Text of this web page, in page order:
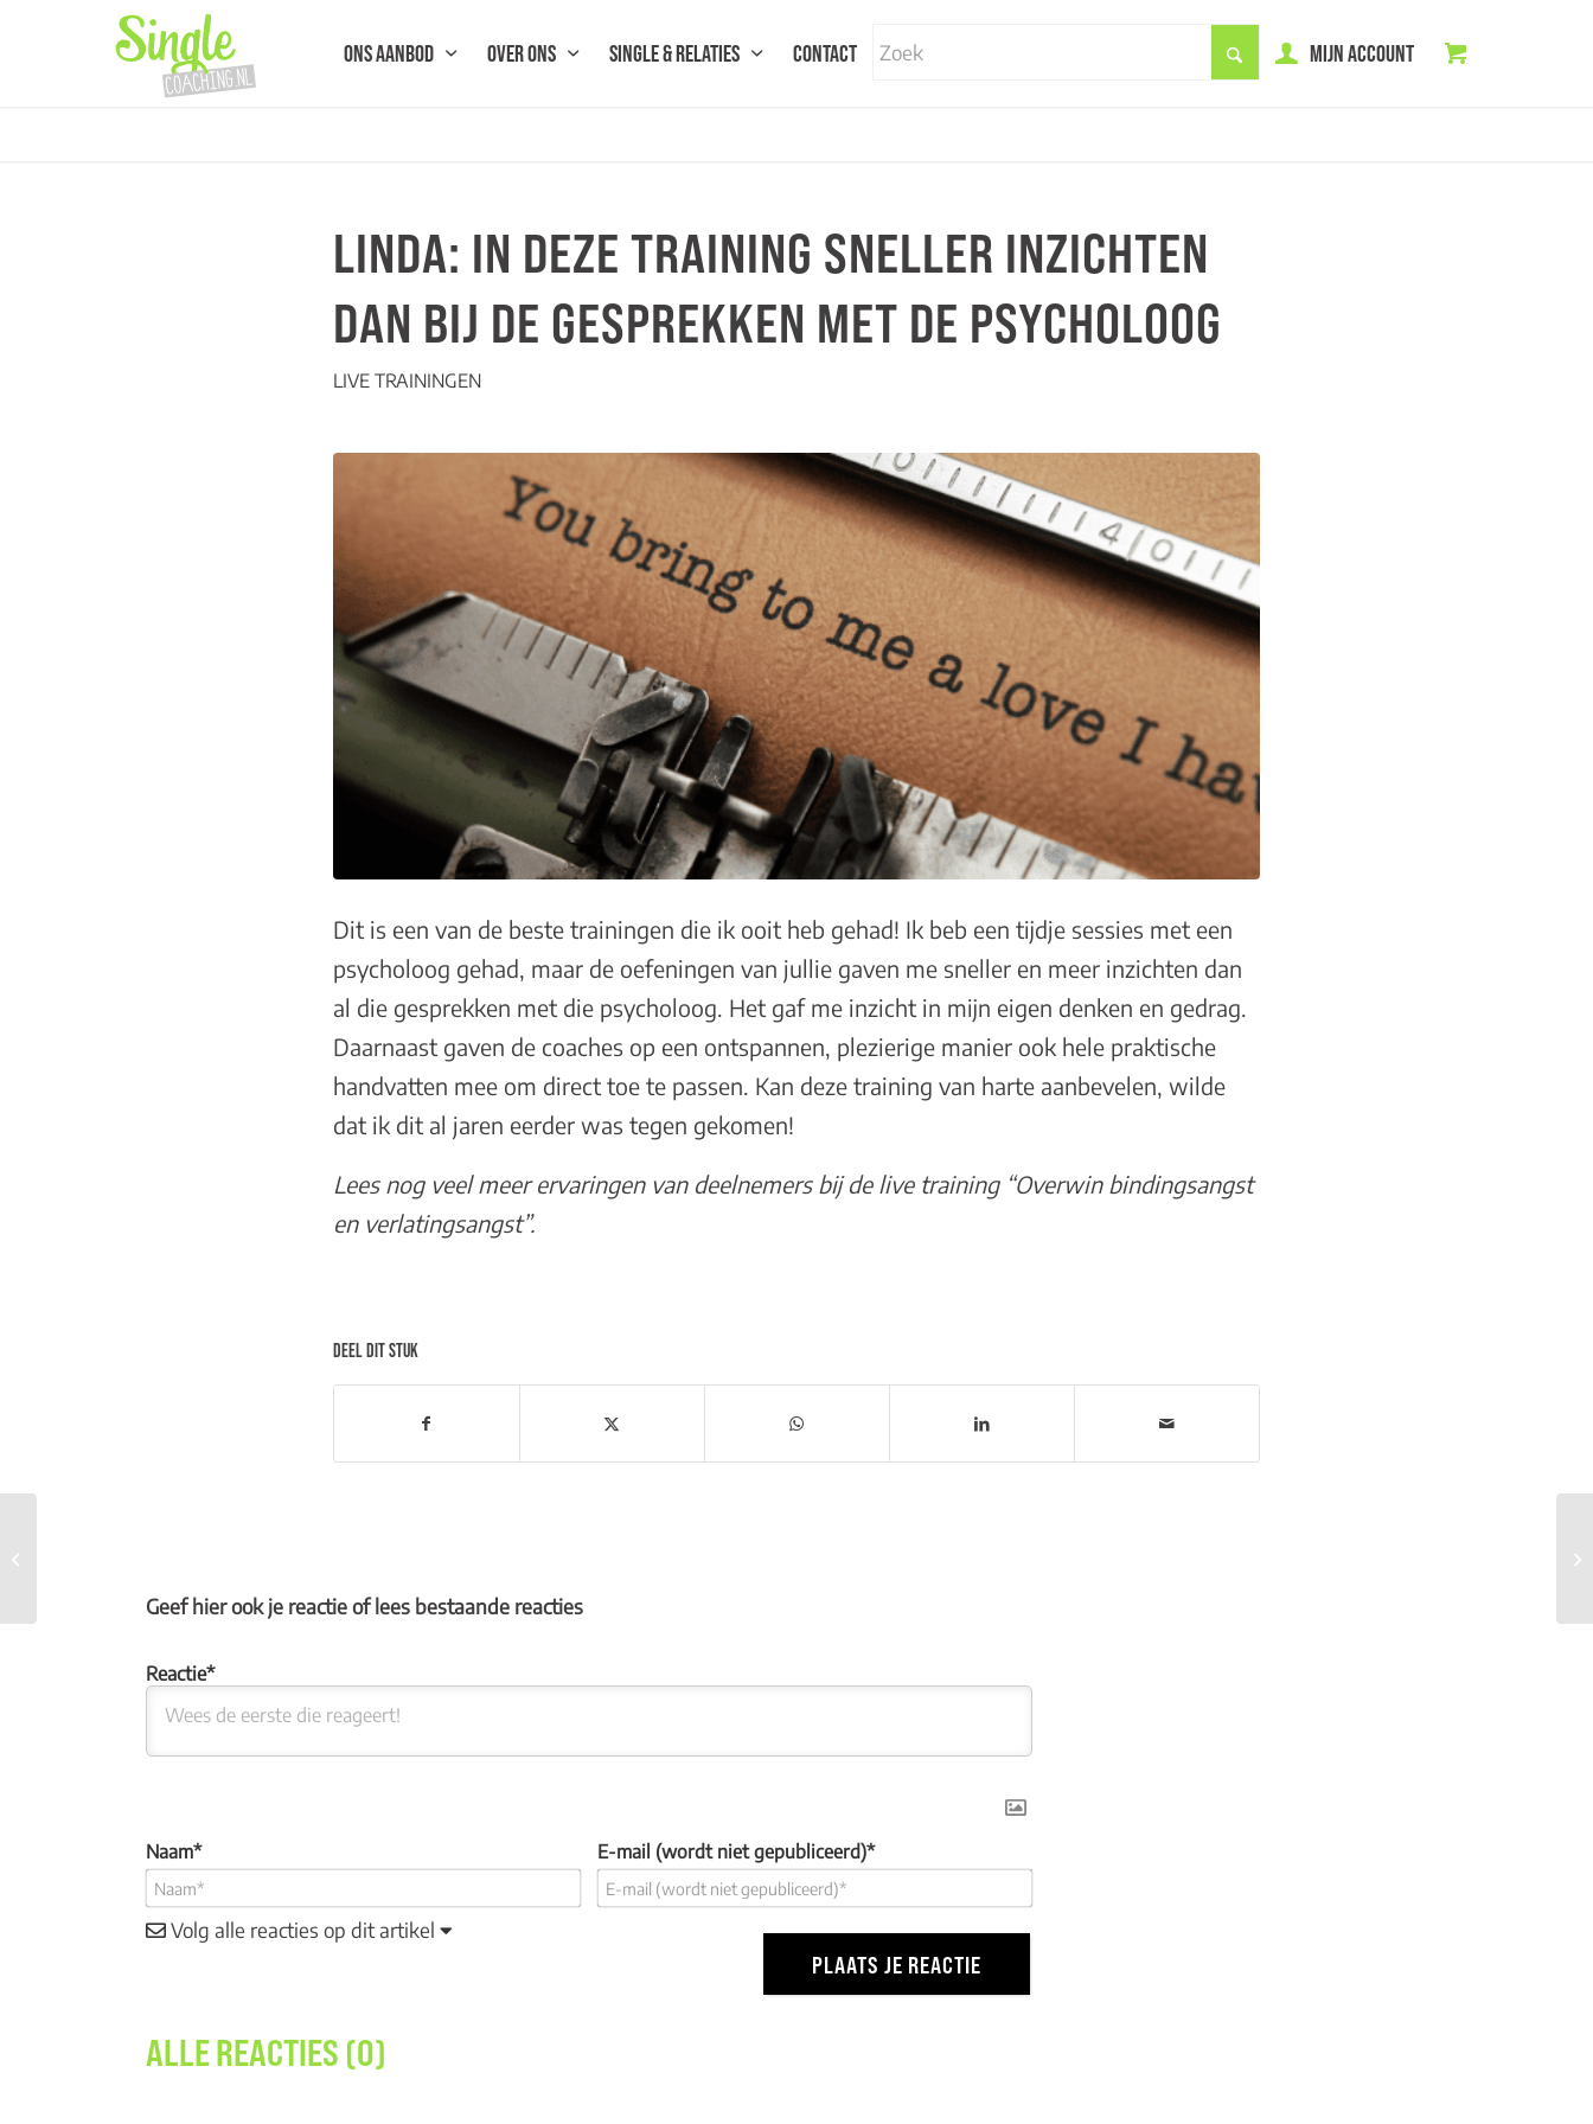
ONS AANBOD OVER ONS SINGLE & RELATIES CONTACT MIJN ACCOUNT
LINDA: IN DEZE TRAINING SNELLER INZICHTEN
DAN BIJ DE GESPREKKEN MET DE PSYCHOLOOG
LIVE TRAININGEN
Dit is een van de beste trainingen die ik ooit heb gehad! Ik beb een tijdje sessies met een
psycholoog gehad, maar de oefeningen van jullie gaven me sneller en meer inzichten dan
al die gesprekken met die psycholoog. Het gaf me inzicht in mijn eigen denken en gedrag.
Daarnaast gaven de coaches op een ontspannen, plezierige manier ook hele praktische
handvatten mee om direct toe te passen. Kan deze training van harte aanbevelen, wilde
dat ik dit al jaren eerder was tegen gekomen!
Lees nog veelmeer ervaringen van deelnemersbij de live training “Overwin bindingsangst
en verlatingsangst”.
DEEL DIT STUK
Geef hier ook je reactie of lees bestaande reacties
Naam* E-mail (wordt niet gepubliceerd)*
Volg alle reacties op dit artikel
ALLE REACTIES (0)